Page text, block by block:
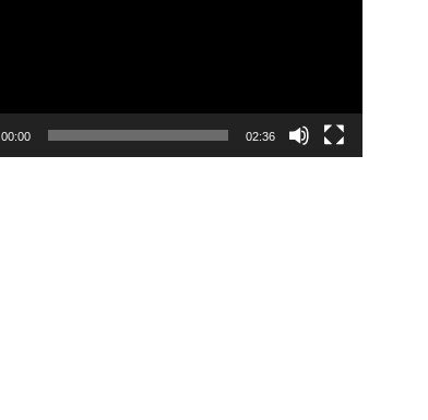
00:00 02:36